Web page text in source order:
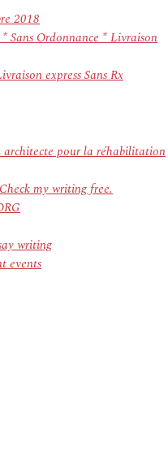
2018
Sans Ordonnance * Livraison
express Sans Rx
pour la réhabilitation
my writing free.
writing
events